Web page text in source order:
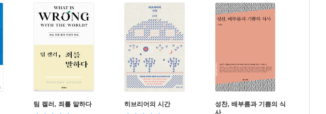
팀 켈러, 죄를 말하다 히브리어의 시간
성찬, 배부름과 기쁨의 식
사